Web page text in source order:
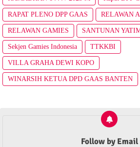
RAPAT PLENO DPP GAAS RELAWAN
RELAWAN GAMIES SANTUNAN
Sekjen Gamies Indonesia TTKKBI
VILLA GRAHA DEWI KOPO
WINARSIH KETUA DPD GAAS BANTEN
Follow by Email